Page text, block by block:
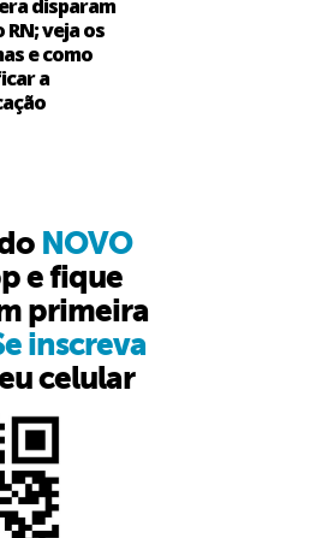
disparam
RN; veja os
e como
a
NOVO
e fique
primeira
inscreva
celular